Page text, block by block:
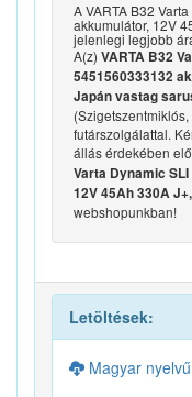
A VARTA B32
akkumulátor, 12V
jelenlegi legjobb
A(z) VARTA B32
5451560333132
Japán vastag
futárszolgálattal.
állás érdekében
Varta Dynamic
12V 45Ah 330A
webshopunkban!
Letöltések:
Magyar